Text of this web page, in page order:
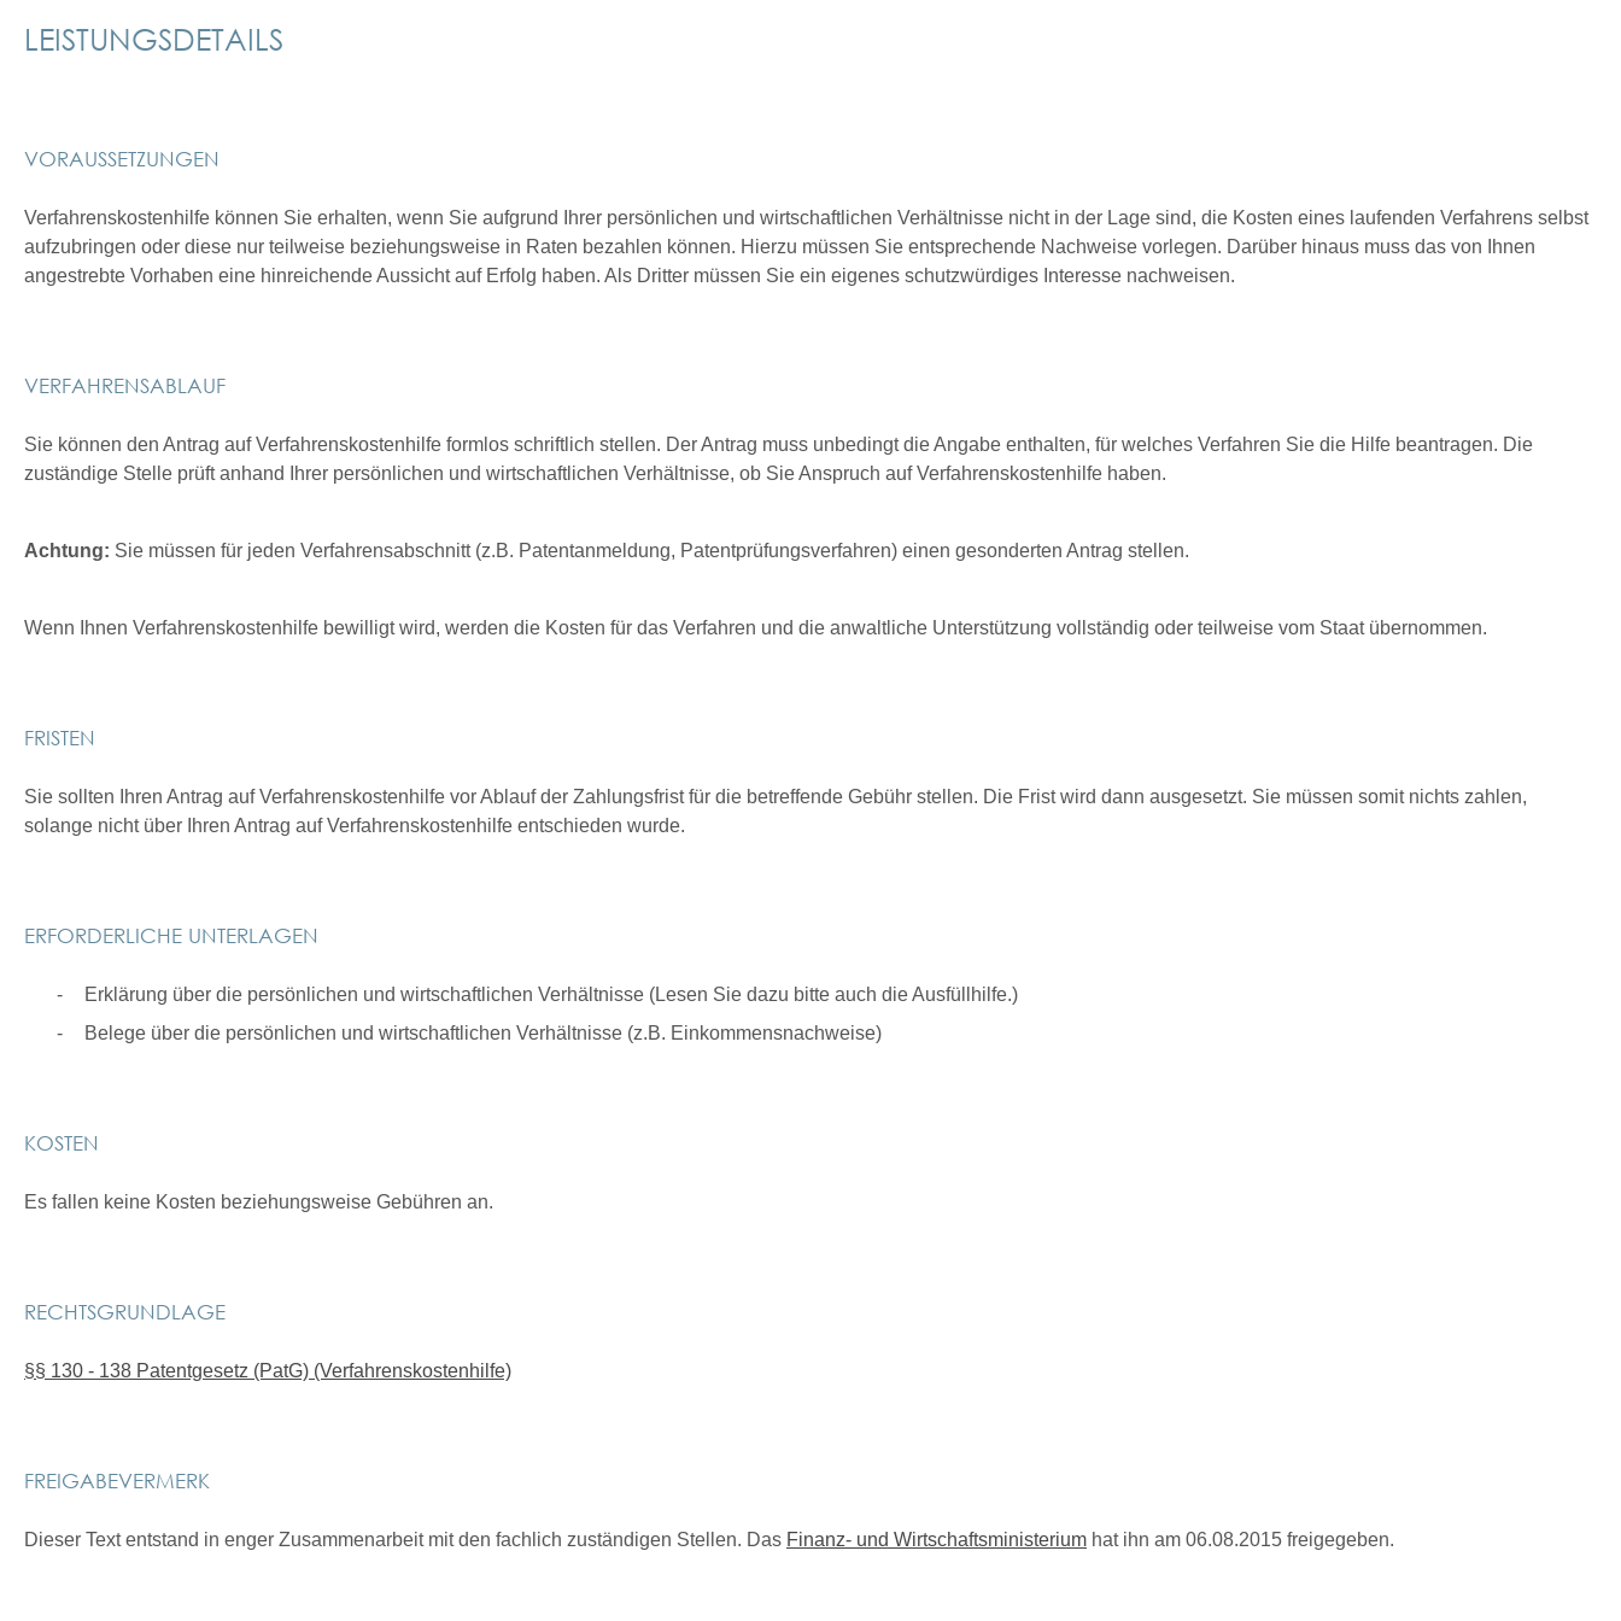
LEISTUNGSDETAILS
VORAUSSETZUNGEN
Verfahrenskostenhilfe können Sie erhalten, wenn Sie aufgrund Ihrer persönlichen und wirtschaftlichen Verhältnisse nicht in der Lage sind, die Kosten eines laufenden Verfahrens selbst
aufzubringen oder diese nur teilweise beziehungsweise in Raten bezahlen können. Hierzu müssen Sie entsprechende Nachweise vorlegen. Darüber hinaus muss das von Ihnen
angestrebte Vorhaben eine hinreichende Aussicht auf Erfolg haben. Als Dritter müssen Sie ein eigenes schutzwürdiges Interesse nachweisen.
VERFAHRENSABLAUF
Sie können den Antrag auf Verfahrenskostenhilfe formlos schriftlich stellen. Der Antrag muss unbedingt die Angabe enthalten, für welches Verfahren Sie die Hilfe beantragen. Die
zuständige Stelle prüft anhand Ihrer persönlichen und wirtschaftlichen Verhältnisse, ob Sie Anspruch auf Verfahrenskostenhilfe haben.
Achtung: Sie müssen für jeden Verfahrensabschnitt (z.B. Patentanmeldung, Patentprüfungsverfahren) einen gesonderten Antrag stellen.
Wenn Ihnen Verfahrenskostenhilfe bewilligt wird, werden die Kosten für das Verfahren und die anwaltliche Unterstützung vollständig oder teilweise vom Staat übernommen.
FRISTEN
Sie sollten Ihren Antrag auf Verfahrenskostenhilfe vor Ablauf der Zahlungsfrist für die betreffende Gebühr stellen. Die Frist wird dann ausgesetzt. Sie müssen somit nichts zahlen,
solange nicht über Ihren Antrag auf Verfahrenskostenhilfe entschieden wurde.
ERFORDERLICHE UNTERLAGEN
Erklärung über die persönlichen und wirtschaftlichen Verhältnisse (Lesen Sie dazu bitte auch die Ausfüllhilfe.)
Belege über die persönlichen und wirtschaftlichen Verhältnisse (z.B. Einkommensnachweise)
KOSTEN
Es fallen keine Kosten beziehungsweise Gebühren an.
RECHTSGRUNDLAGE
§§ 130 - 138 Patentgesetz (PatG) (Verfahrenskostenhilfe)
FREIGABEVERMERK
Dieser Text entstand in enger Zusammenarbeit mit den fachlich zuständigen Stellen. Das Finanz- und Wirtschaftsministerium hat ihn am 06.08.2015 freigegeben.